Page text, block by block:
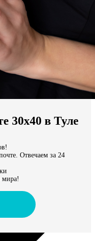
30х40 в Туле
Отвечаем за 24